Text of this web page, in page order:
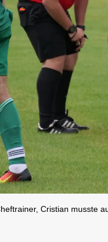
Cristian musste